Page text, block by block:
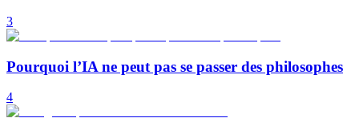
3
Pourquoi l’IA ne peut pas se passer des philosophes
4